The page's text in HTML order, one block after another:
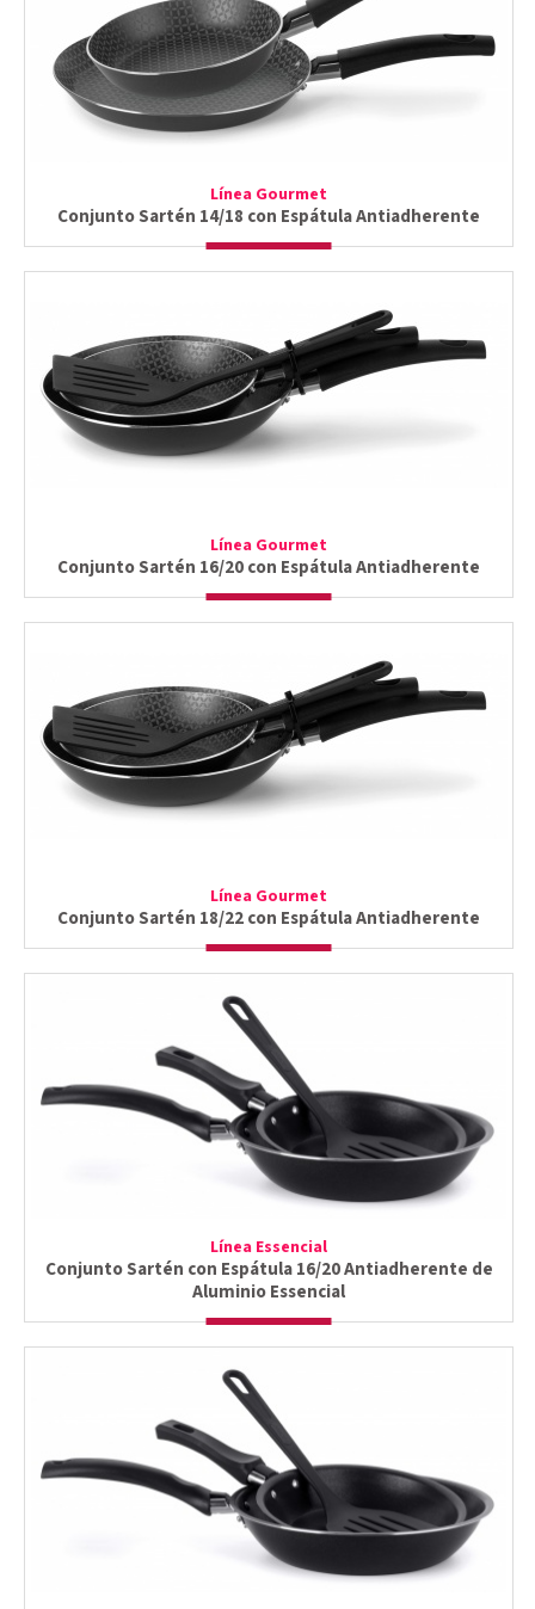
Línea Gourmet
Conjunto Sartén 14/18 con Espátula Antiadherente
Línea Gourmet
Conjunto Sartén 16/20 con Espátula Antiadherente
Línea Gourmet
Conjunto Sartén 18/22 con Espátula Antiadherente
Línea Essencial
Conjunto Sartén con Espátula 16/20 Antiadherente de
Aluminio Essencial